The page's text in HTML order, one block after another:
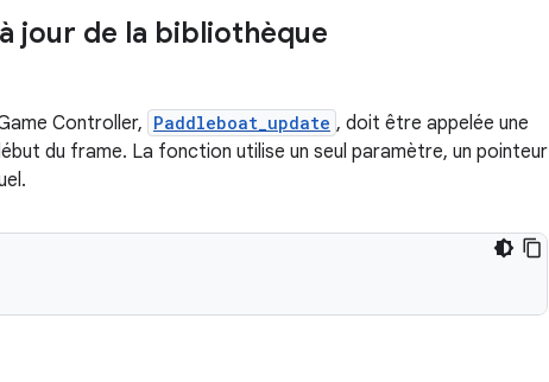
jour de la bibliothèque
Controller, Paddleboat_update , doit être appelée une
du frame. La fonction utilise un seul paramètre, un pointeur